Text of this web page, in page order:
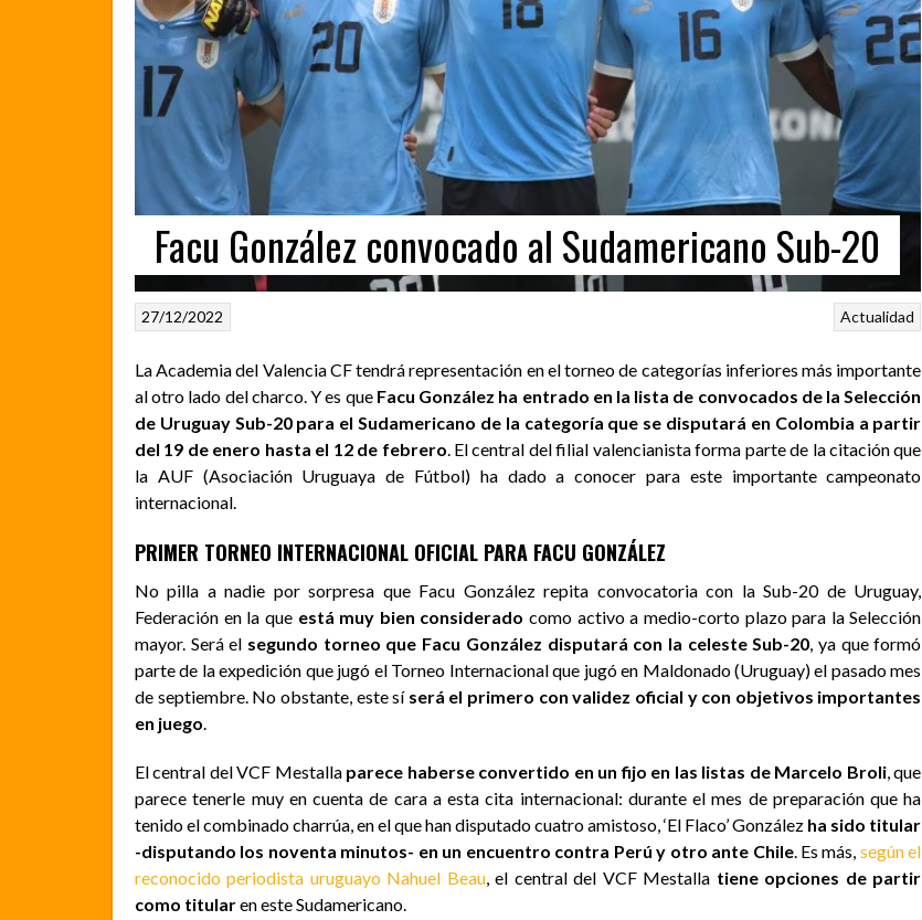
Facu González convocado al Sudamericano Sub-20
Actualidad
27/12/2022
La Academia del Valencia CF tendrá representación en el torneo de categorías inferiores más importante
al otro lado del charco. Y es que Facu González ha entrado en la lista de convocados de la Selección
de Uruguay Sub-20 para el Sudamericano de la categoría que se disputará en Colombia a partir
del 19 de enero hasta el 12 de febrero. El central del filial valencianista forma parte de la citación que
la AUF (Asociación Uruguaya de Fútbol) ha dado a conocer para este importante campeonato
internacional.
PRIMER TORNEO INTERNACIONAL OFICIAL PARA FACU GONZÁLEZ
No pilla a nadie por sorpresa que Facu González repita convocatoria con la Sub-20 de Uruguay,
Federación en la que está muy bien consideradocomo activo a medio-corto plazo para la Selección
mayor. Será el segundo torneo que Facu González disputará con la celeste Sub-20, ya que formó
parte de la expedición que jugó el Torneo Internacional que jugó en Maldonado (Uruguay) el pasado mes
de septiembre. No obstante, este sí será el primero con validez oficial y con objetivos importantes
en juego.
El central del VCF Mestalla parece haberse convertido en un fijo en las listas de Marcelo Broli, que
parece tenerle muy en cuenta de cara a esta cita internacional: durante el mes de preparación que ha
tenido el combinado charrúa, en el que han disputado cuatro amistoso, ‘El Flaco’ González ha sido titular
-disputando los noventa minutos- en un encuentro contra Perú y otro ante Chile. Es más, según el
reconocido periodista uruguayo Nahuel Beau, el central del VCF Mestalla tiene opciones de partir
como titularen este Sudamericano.